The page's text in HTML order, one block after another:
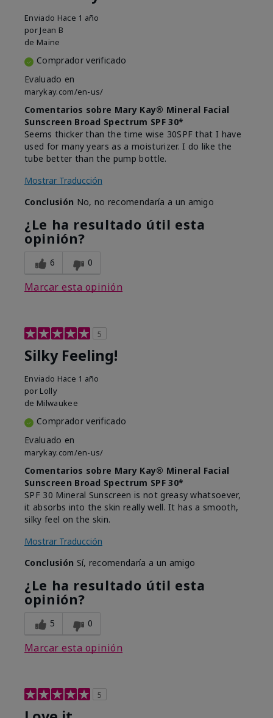
Enviado Hace 1 año
por Jean B
de Maine
Comprador verificado
Evaluado en
marykay.com/en-us/
Comentarios sobre Mary Kay® Mineral Facial
Sunscreen Broad Spectrum SPF 30*
Seems thicker than the time wise 30SPF that I have
used for many years as a moisturizer. I do like the
tube better than the pump bottle.
Mostrar Traducción
Conclusión No, no recomendaría a un amigo
¿Le ha resultado útil esta
opinión?
6 0
Marcar esta opinión
5
Silky Feeling!
Enviado Hace 1 año
por Lolly
de Milwaukee
Comprador verificado
Evaluado en
marykay.com/en-us/
Comentarios sobre Mary Kay® Mineral Facial
Sunscreen Broad Spectrum SPF 30*
SPF 30 Mineral Sunscreen is not greasy whatsoever,
it absorbs into the skin really well. It has a smooth,
silky feel on the skin.
Mostrar Traducción
Conclusión Sí, recomendaría a un amigo
¿Le ha resultado útil esta
opinión?
5 0
Marcar esta opinión
5